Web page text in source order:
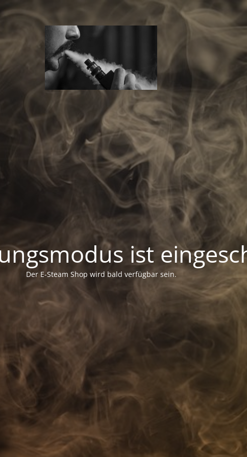
ist
Der E-Steam Shop wird bald verfügbar sein.